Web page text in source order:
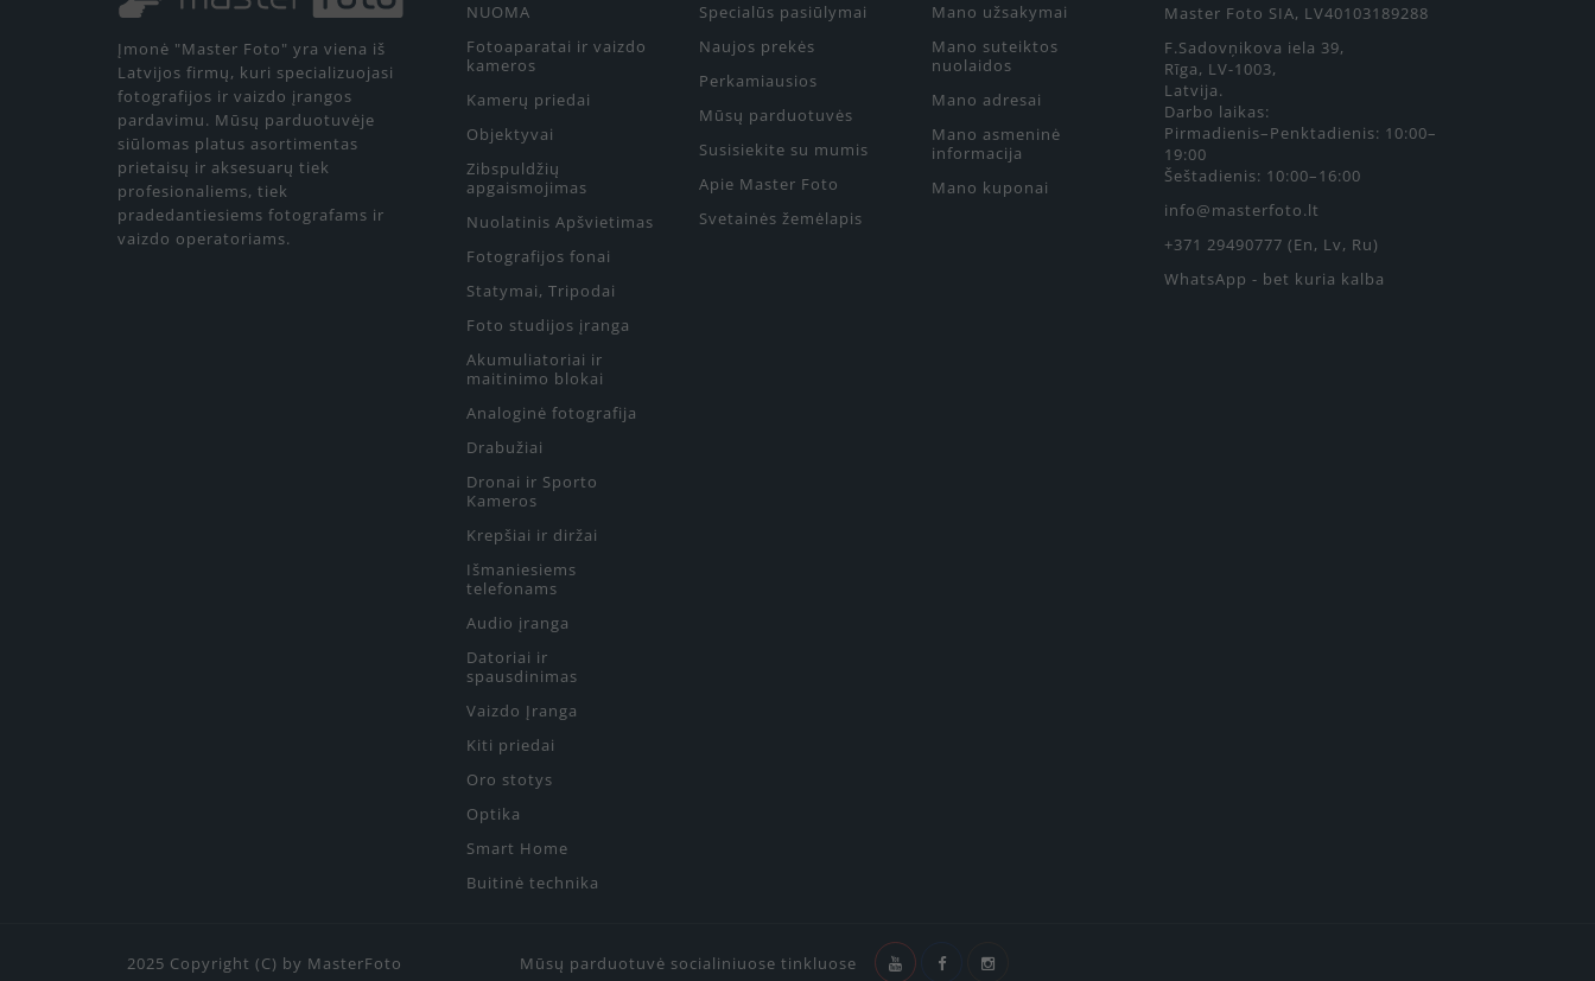
Įmonė "Master Foto" yra viena iš
Latvijos firmų, kuri specializuojasi
fotografijos ir vaizdo įrangos
pardavimu. Mūsų parduotuvėje
siūlomas platus asortimentas
prietaisų ir aksesuarų tiek
profesionaliems, tiek
pradedantiesiems fotografams ir
vaizdo operatoriams.
NUOMA
Fotoaparatai ir vaizdo
kameros
Kamerų priedai
Objektyvai
Zibspuldžių
apgaismojimas
Nuolatinis Apšvietimas
Fotografijos fonai
Statymai, Tripodai
Foto studijos įranga
Akumuliatoriai ir
maitinimo blokai
Analoginė fotografija
Drabužiai
Dronai ir Sporto
Kameros
Krepšiai ir diržai
Išmaniesiems
telefonams
Audio įranga
Datoriai ir
spausdinimas
Vaizdo Įranga
Kiti priedai
Oro stotys
Optika
Smart Home
Buitinė technika
Specialūs pasiūlymai
Naujos prekės
Perkamiausios
Mūsų parduotuvės
Susisiekite su mumis
Apie Master Foto
Svetainės žemėlapis
Mano užsakymai
Mano suteiktos
nuolaidos
Mano adresai
Mano asmeninė
informacija
Mano kuponai
Master Foto SIA, LV40103189288
F.Sadovņikova iela 39,
Rīga, LV-1003,
Latvija.
Darbo laikas:
Pirmadienis–Penktadienis: 10:00–
19:00
Šeštadienis: 10:00–16:00
info@masterfoto.lt
+371 29490777 (En, Lv, Ru)
WhatsApp - bet kuria kalba
2025 Copyright (C) by MasterFoto Mūsų parduotuvė socialiniuose tinkluose